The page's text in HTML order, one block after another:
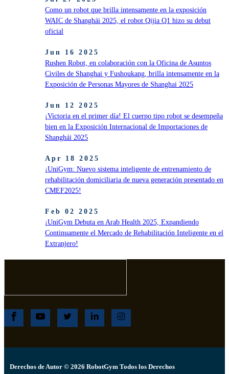
Como un robot que brilla intensamente en la exposición
WAIC de Shanghái 2025, el robot Qijia Q1 hizo su debut
oficial
Jun 16 2025
Rushen Robot, en colaboración con la Oficina de Asuntos
Civiles de Shanghai y Fushoukang, brilla intensamente en la
Exposición de Personas Mayores de Shanghai 2025
Jun 12 2025
¡Victoria en el primer día! El cuerpo tipo robot se desempeña
bien en la Exposición Internacional de Importaciones de
Shanghái 2025
Apr 18 2025
¡UniGym: Nuevo sistema inteligente de entrenamiento de
rehabilitación domiciliaria de nueva generación presentado en
CMEF2025!
Feb 02 2025
¡UniGym Debuta en Arab Health 2025, Expandiendo
Continuamente el Mercado de Rehabilitación Inteligente en el
Extranjero!
Derechos de Autor © 2026 RobotGym Todos los Derechos